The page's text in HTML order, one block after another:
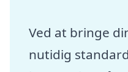
Ved at bringe
nutidig